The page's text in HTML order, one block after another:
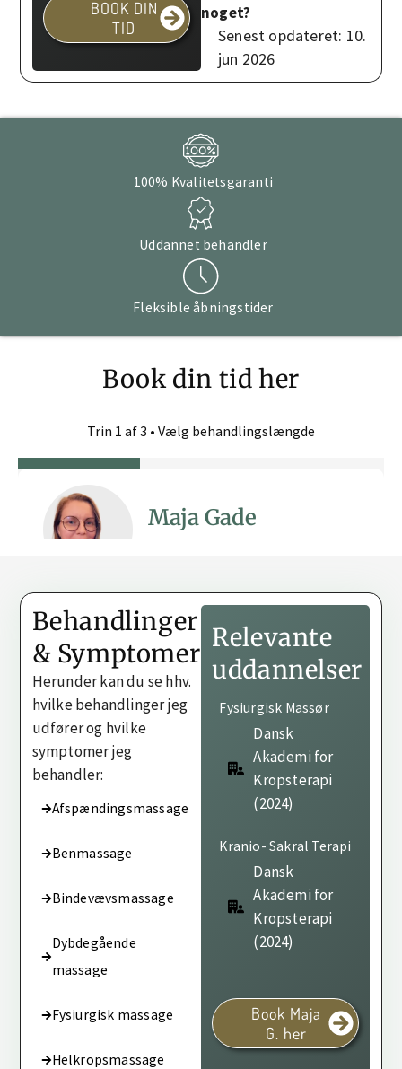
BOOK DIN
TID
noget?
Senest opdateret: 10.
jun 2026
100% Kvalitetsgaranti
Uddannet behandler
Fleksible åbningstider
Book din tid her
Behandlinger
& Symptomer
Herunder kan du se hhv.
hvilke behandlinger jeg
udfører og hvilke
symptomer jeg
behandler:
Afspændingsmassage
Benmassage
Bindevævsmassage
Dybdegående
massage
Fysiurgisk massage
Helkropsmassage
Relevante
uddannelser
Fysiurgisk Massør
Dansk
Akademi for
Kropsterapi
(2024)
Kranio- Sakral Terapi
Dansk
Akademi for
Kropsterapi
(2024)
Book Maja
G. her